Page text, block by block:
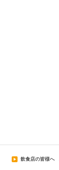
飲食店の皆様へ